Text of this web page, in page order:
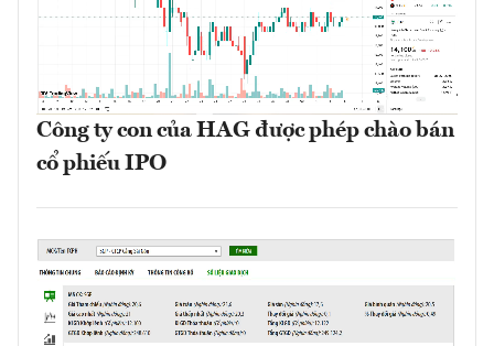
Công ty con của HAG được phép chào bán
cổ phiếu IPO